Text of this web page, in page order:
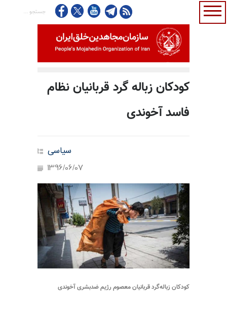
کودکان زباله گرد قربانیان نظام
فاسد آخوندی
سیاسی
1396/06/07
کودکان زباله‌گرد قربانیان معصوم رژیم ضدبشری آخوندی